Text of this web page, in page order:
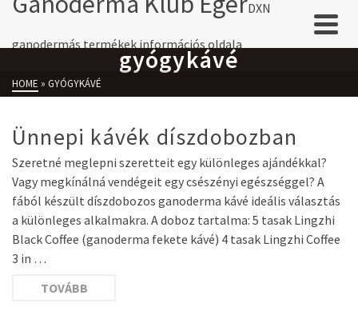
DXN
ganodermás termékek információs oldala
gyógykávé
HOME » GYÓGYKÁVÉ
Ünnepi kávék díszdobozban
Szeretné meglepni szeretteit egy különleges ajándékkal?
Vagy megkínálná vendégeit egy csészényi egészséggel? A
fából készült díszdobozos ganoderma kávé ideális választás
a különleges alkalmakra. A doboz tartalma: 5 tasak Lingzhi
Black Coffee (ganoderma fekete kávé) 4 tasak Lingzhi Coffee
3 in …
TOVÁBB